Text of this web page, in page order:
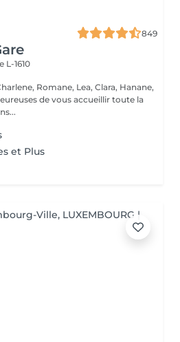
849
L-1610
Romane, Lea, Clara, Hanane,
de vous accueillir toute la
et Plus